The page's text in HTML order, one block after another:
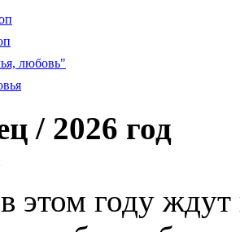
любовь"
/ 2026 год
этом году